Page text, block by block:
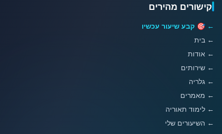
קישורים מהירים
← 🎯 קבע שיעור עכשיו
← בית
← אודות
← שירותים
← גלריה
← מאמרים
← לימוד תאוריה
← השיעורים שלי